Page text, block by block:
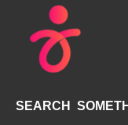
SEARCH